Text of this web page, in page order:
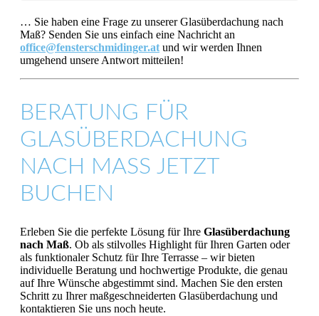
… Sie haben eine Frage zu unserer Glasüberdachung nach
Maß? Senden Sie uns einfach eine Nachricht an
office@fensterschmidinger.at und wir werden Ihnen
umgehend unsere Antwort mitteilen!
BERATUNG FÜR
GLASÜBERDACHUNG
NACH MASS JETZT B
UCHEN
Erleben Sie die perfekte Lösung für Ihre Glasüberdachung
nach Maß. Ob als stilvolles Highlight für Ihren Garten oder
als funktionaler Schutz für Ihre Terrasse – wir bieten
individuelle Beratung und hochwertige Produkte, die genau
auf Ihre Wünsche abgestimmt sind. Machen Sie den ersten
Schritt zu Ihrer maßgeschneiderten Glasüberdachung und
kontaktieren Sie uns noch heute.